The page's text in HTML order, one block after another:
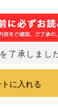
了承しまし